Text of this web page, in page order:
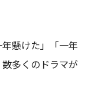
年懸けた」「一年
多くのドラマが